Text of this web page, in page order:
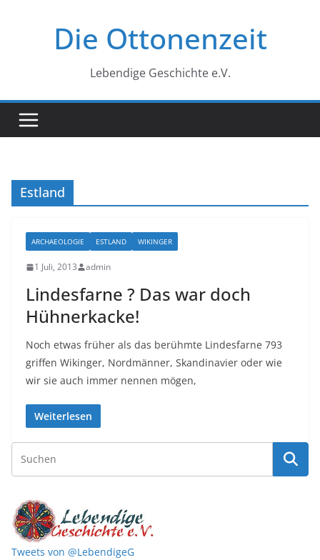
Die Ottonenzeit
Lebendige Geschichte e.V.
Estland
ARCHAEOLOGIE ESTLAND WIKINGER
1 Juli, 2013 admin
Lindesfarne ? Das war doch
Hühnerkacke!
Noch etwas früher als das berühmte Lindesfarne 793
griffen Wikinger, Nordmänner, Skandinavier oder wie
wir sie auch immer nennen mögen,
Weiterlesen
Tweets von @LebendigeG